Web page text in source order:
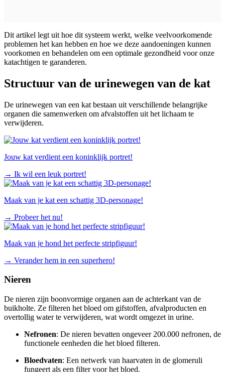
Dit artikel legt uit hoe dit systeem werkt, welke veelvoorkomende
problemen het kan hebben en hoe we deze aandoeningen kunnen
voorkomen en behandelen om een optimale gezondheid voor onze
katachtigen te garanderen.
Structuur van de urinewegen van de kat
De urinewegen van een kat bestaan uit verschillende belangrijke
organen die samenwerken om afvalstoffen uit het lichaam te
verwijderen.
Jouw kat verdient een koninklijk portret!
→ Ik wil een leuk portret!
Maak van je kat een schattig 3D-personage!
→ Probeer het nu!
Maak van je hond het perfecte stripfiguur!
→ Verander hem in een superhero!
Nieren
De nieren zijn boonvormige organen aan de achterkant van de
buikholte. Ze filteren het bloed om gifstoffen, afvalproducten en
overtollig water te verwijderen, wat wordt omgezet in urine.
Nefronen: De nieren bevatten ongeveer 200.000 nefronen, de
functionele eenheden die het bloed filteren.
Bloedvaten: Een netwerk van haarvaten in de glomeruli
fungeert als een filter voor het bloed.